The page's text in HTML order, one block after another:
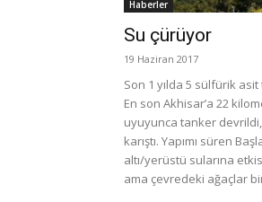
Haberler
Su çürüyor
19 Haziran 2017
Son 1 yılda 5 sülfürik
En son Akhisar’a 22
uyuyunca tanker
karıştı. Yapımı süren
altı/yerüstü sularına
ama çevredeki ağaçlar